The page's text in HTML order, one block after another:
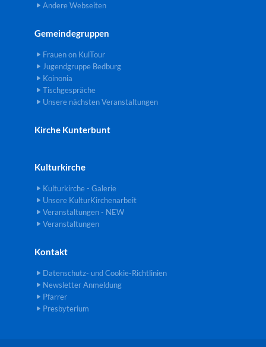
Andere Webseiten
Gemeindegruppen
Frauen on KulTour
Jugendgruppe Bedburg
Koinonia
Tischgespräche
Unsere nächsten Veranstaltungen
Kirche Kunterbunt
Kulturkirche
Kulturkirche - Galerie
Unsere KulturKirchenarbeit
Veranstaltungen - NEW
Veranstaltungen
Kontakt
Datenschutz- und Cookie-Richtlinien
Newsletter Anmeldung
Pfarrer
Presbyterium